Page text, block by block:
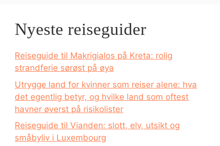
Nyeste reiseguider
Reiseguide til Makrigialos på Kreta: rolig
strandferie sørøst på øya
Utrygge land for kvinner som reiser alene: hva
det egentlig betyr, og hvilke land som oftest
havner øverst på risikolister
Reiseguide til Vianden: slott, elv, utsikt og
småbyliv i Luxembourg